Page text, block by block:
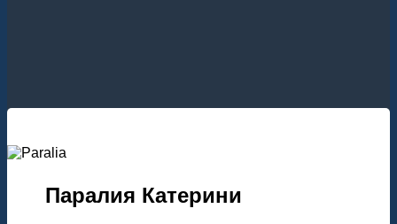
Паралия Катерини